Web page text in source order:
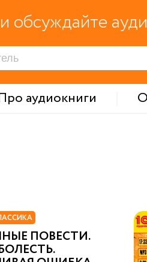
обсуждайте
аудиокниги
ПОВЕСТИ.